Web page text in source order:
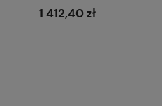
1 412,40 zł